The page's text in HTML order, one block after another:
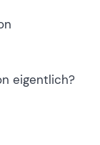
eigentlich?